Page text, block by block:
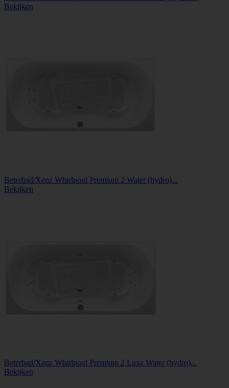
Bekijken
Beterbad/Xenz Whirlpool Premium 2 Water (hydro)...
Bekijken
Beterbad/Xenz Whirlpool Premium 2 Luxe Water (hydro)...
Bekijken